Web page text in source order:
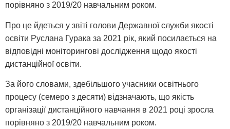
порівняно з 2019/20 навчальним роком.
Про це йдеться у звіті голови Державної служби якості
освіти Руслана Гурака за 2021 рік, який посилається на
відповідні моніторингові дослідження щодо якості
дистанційної освіти.
За його словами, здебільшого учасники освітнього
процесу (семеро з десяти) відзначають, що якість
організації дистанційного навчання в 2021 році зросла
порівняно з 2019/20 навчальним роком.